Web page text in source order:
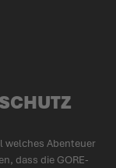
welches Abenteuer
dass die GORE-